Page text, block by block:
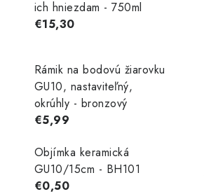
ich hniezdam - 750ml
€15,30
Rámik na bodovú žiarovku
GU10, nastaviteľný,
okrúhly - bronzový
€5,99
Objímka keramická
GU10/15cm - BH101
€0,50